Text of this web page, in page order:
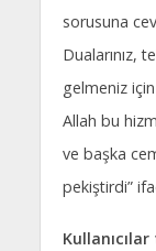
sorusuna
Dualarınız,
gelmeniz
Allah bu
ve başka
pekiştirdi”